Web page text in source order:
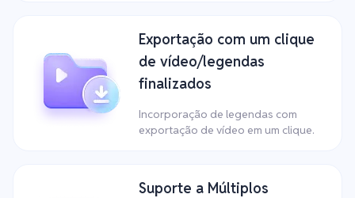
Exportação com um clique
de vídeo/legendas
finalizados
Incorporação de legendas com
exportação de vídeo em um clique.
Suporte a Múltiplos